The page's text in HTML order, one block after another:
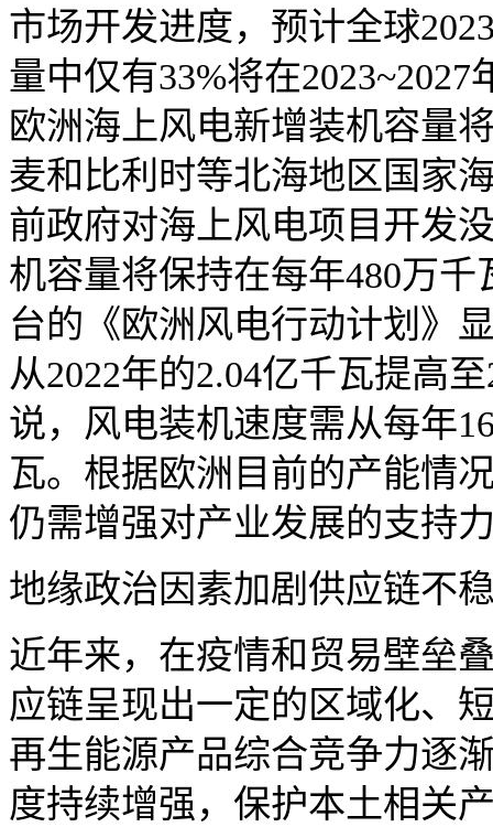
市场开发进度，预计全球
量中仅有33%将在
欧洲海上风电新增装机容量
麦和比利时等北海地区国家
前政府对海上风电项目开发
机容量将保持在每年480万千
台的《欧洲风电行动计划》
从2022年的2.04亿千瓦提高
说，风电装机速度需从每年
瓦。根据欧洲目前的产能情
仍需增强对产业发展的支持
地缘政治因素加剧供应链不
近年来，在疫情和贸易壁垒
应链呈现出一定的区域化、
再生能源产品综合竞争力逐
度持续增强，保护本土相关